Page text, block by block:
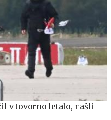
v tovorno letalo, našli